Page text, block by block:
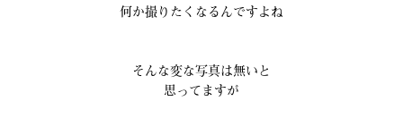
何か撮りたくなるんですよね
そんな変な写真は無いと
思ってますが